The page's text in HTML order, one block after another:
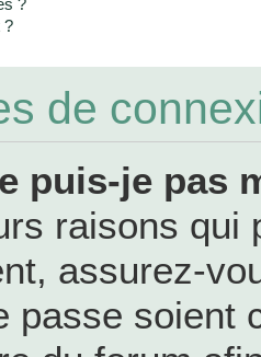
?
?
de
puis-je pas
raisons qui
assurez-
passe soient